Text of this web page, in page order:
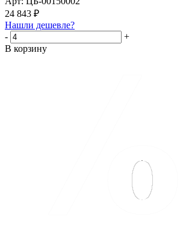
24 843 ₽
Нашли дешевле?
-
+
В корзину